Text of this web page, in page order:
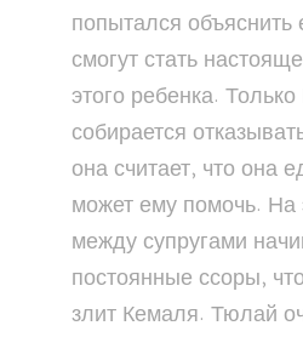
попытался объяснить
смогут стать
этого ребенка.
собирается
она считает, что она
может ему помочь. На
между супругами
постоянные ссоры,
злит Кемаля. Тюлай